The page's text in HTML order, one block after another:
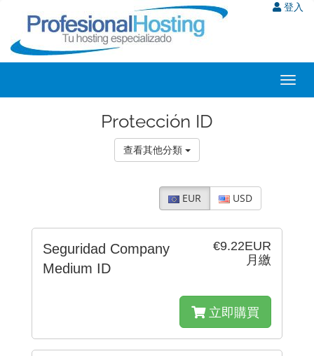
登入
Protección ID
查看其他分類
EUR USD
€9.22EUR
月繳
Seguridad Company
Medium ID
立即購買